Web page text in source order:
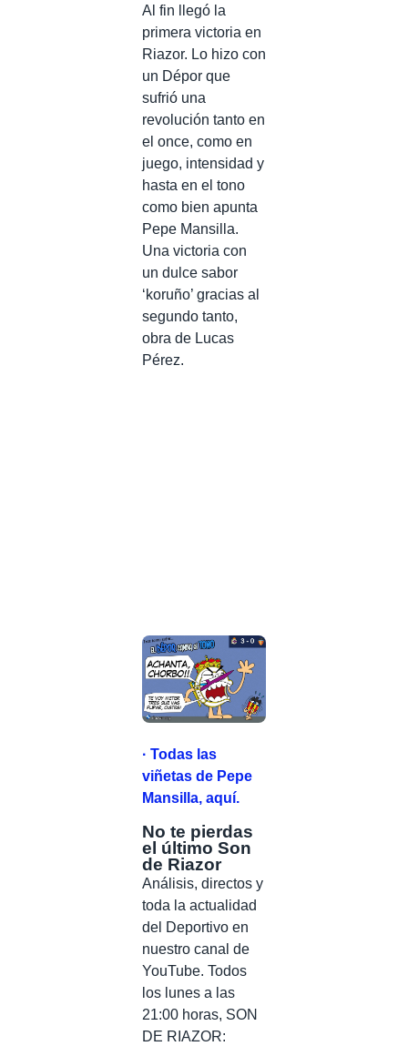
Al fin llegó la
primera victoria en
Riazor. Lo hizo con
un Dépor que
sufrió una
revolución tanto en
el once, como en
juego, intensidad y
hasta en el tono
como bien apunta
Pepe Mansilla.
Una victoria con
un dulce sabor
‘koruño’ gracias al
segundo tanto,
obra de Lucas
Pérez.
· Todas las
viñetas de Pepe
Mansilla, aquí.
No te pierdas
el último Son
de Riazor
Análisis, directos y
toda la actualidad
del Deportivo en
nuestro canal de
YouTube. Todos
los lunes a las
21:00 horas, SON
DE RIAZOR: